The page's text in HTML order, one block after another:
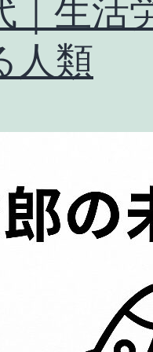
｜生活
人類